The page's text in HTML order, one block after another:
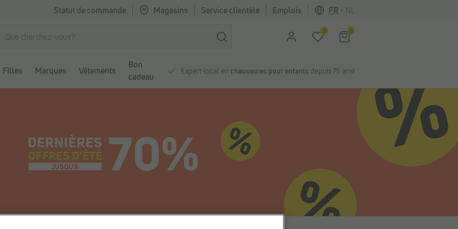
Statut de commande Magasins Service clientèle Emplois FR
0 0
Filles Marques Vêtements
Bon
cadeau
Expert local en chaussures pour enfants depuis 75 ans!